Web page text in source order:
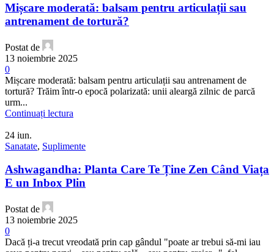
Mișcare moderată: balsam pentru articulații sau
antrenament de tortură?
Postat de
13 noiembrie 2025
0
Mișcare moderată: balsam pentru articulații sau antrenament de
tortură? Trăim într-o epocă polarizată: unii aleargă zilnic de parcă
urm...
Continuați lectura
24 iun.
Sanatate, Suplimente
Ashwagandha: Planta Care Te Ține Zen Când Viața
E un Inbox Plin
Postat de
13 noiembrie 2025
0
Dacă ți-a trecut vreodată prin cap gândul "poate ar trebui să-mi iau